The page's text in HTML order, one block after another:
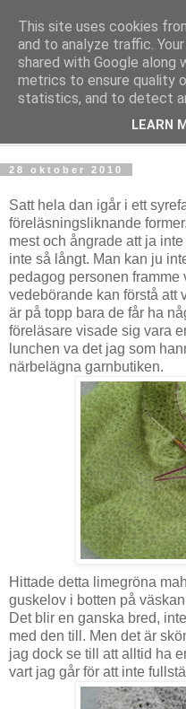
mönsterlöst
virkning och stickning
28 oktober 2010
Satt hela dan igår i ett
föreläsningsliknande
mest och ångrade att ja
inte så långt. Man kan ju
pedagog personen framme
vedebörande kan förstå att
är på topp bara de får ha
föreläsare visade sig vara
lunchen va det jag som
närbelägna garnbutiken.
Hittade detta limegröna
guskelov i botten på
Det blir en ganska bred,
med den till. Men det är
jag dock se till att alltid ha
vart jag går för att inte
This site uses cookies
and to analyze traffic.
shared with Google along
metrics to ensure quality
statistics, and to detect
LEARN